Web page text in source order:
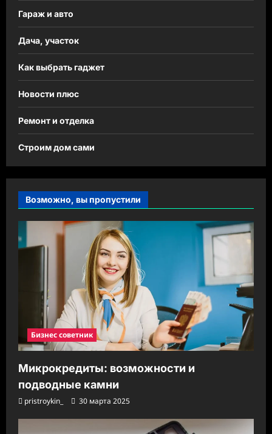
Гараж и авто
Дача, участок
Как выбрать гаджет
Новости плюс
Ремонт и отделка
Строим дом сами
Возможно, вы пропустили
Бизнес советник
Микрокредиты: возможности и
подводные камни
pristroykin_ 30 марта 2025